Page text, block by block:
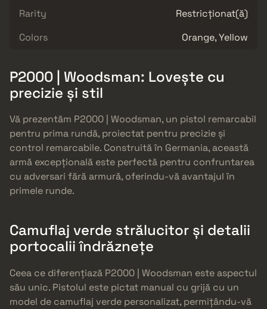
Rarity
Restricționat(ă)
Colors
Orange, Yellow
P2000 | Woodsman: Lovește cu
precizie și stil
Vă prezentăm P2000 | Woodsman, un pistol remarcabil
pentru prima rundă, proiectat pentru precizie și
control remarcabile. Construită în Germania, această
armă excepțională este perfectă pentru confruntarea
cu adversari fără armură, oferindu-vă avantajul în
primele runde.
Camuflaj verde strălucitor și detalii
portocalii îndrăznețe
Ceea ce diferențiază P2000 | Woodsman este aspectul
său unic. Pistolul este pictat manual cu grijă cu un
model de camuflaj verde personalizat, permițându-vă